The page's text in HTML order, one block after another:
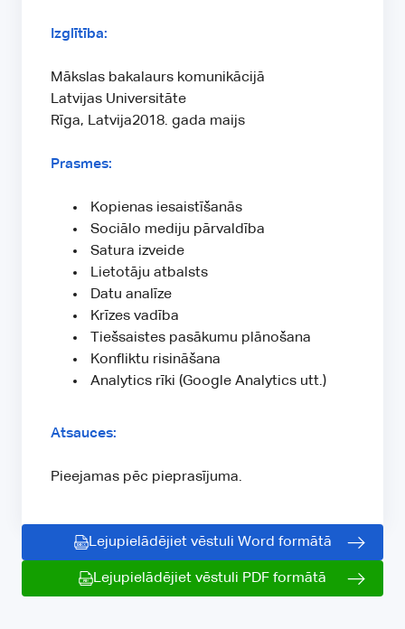
Izglītība:
Mākslas bakalaurs komunikācijā
Latvijas Universitāte
Rīga, Latvija2018. gada maijs
Prasmes:
Kopienas iesaistīšanās
Sociālo mediju pārvaldība
Satura izveide
Lietotāju atbalsts
Datu analīze
Krīzes vadība
Tiešsaistes pasākumu plānošana
Konfliktu risināšana
Analytics rīki (Google Analytics utt.)
Atsauces:
Pieejamas pēc pieprasījuma.
Lejupielādējiet vēstuli Word formātā
Lejupielādējiet vēstuli PDF formātā